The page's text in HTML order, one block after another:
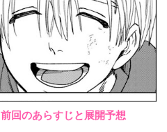
回のあらすじと展開予想